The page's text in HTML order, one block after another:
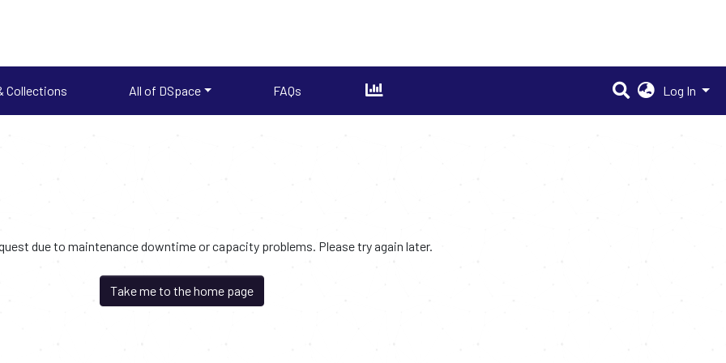
Collections All of DSpace FAQs Log In
due to maintenance downtime or capacity problems. Please try again later.
Take me to the home page